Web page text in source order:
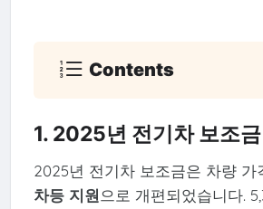
Contents
1. 2025년 전기차 보조
2025년 전기차 보조금은 차량 가
차등 지원으로 개편되었습니다.